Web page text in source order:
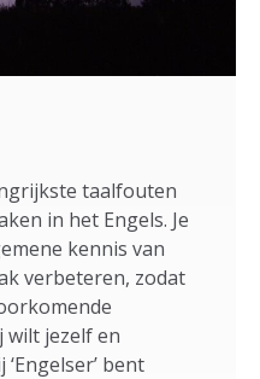
taalfouten
in het Engels. Je
kennis van
verbeteren, zodat
wilt jezelf en
bent